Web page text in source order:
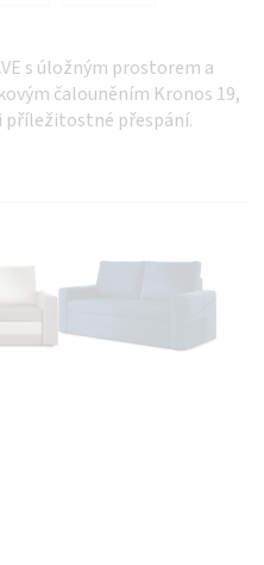
s úložným prostorem a
čalouněním Kronos 19,
příležitostné přespání.